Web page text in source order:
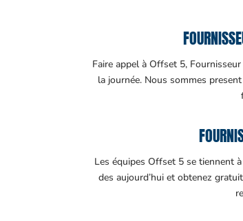
Faire appel à Offset 5,
la journée. Nous sommes
Les équipes Offset 5 se tiennent
des aujourd’hui et obtenez